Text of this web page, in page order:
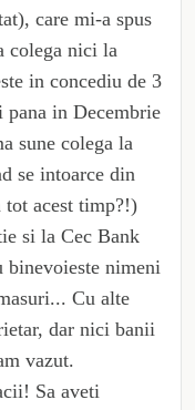
care mi-a spus
colega nici la
in concediu de 3
in Decembrie
sune colega la
se intoarce din
acest timp?!)
si la Cec Bank
binevoieste nimeni
Cu alte
dar nici banii
vazut.
Sa aveti